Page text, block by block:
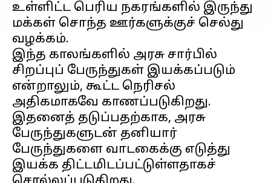
உள்ளிட்ட பெரிய நகரங்களில் இருந்து
மக்கள் சொந்த ஊர்களுக்குச் செல்து
வழக்கம்.
இந்த காலங்களில் அரசு சார்பில்
சிறப்புப் பேருந்துகள் இயக்கப்படும்
என்றாலும், கூட்ட நெரிசல்
அதிகமாகவே காணப்படுகிறது.
இதனைத் தடுப்பதற்காக, அரசு
பேருந்துகளுடன் தனியார்
பேருந்துகளை வாடகைக்கு எடுத்து
இயக்க திட்டமிடப்பட்டுள்ளதாகச்